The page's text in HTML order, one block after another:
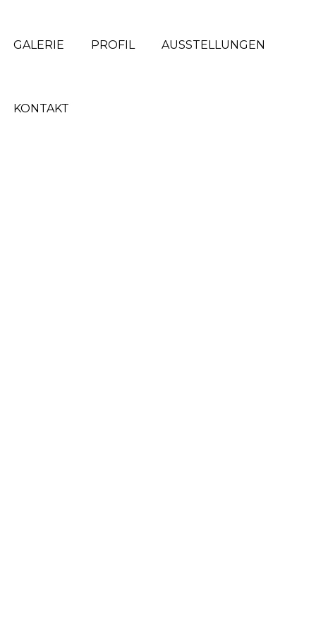
GALERIE PROFIL AUSSTELLUNGEN
KONTAKT